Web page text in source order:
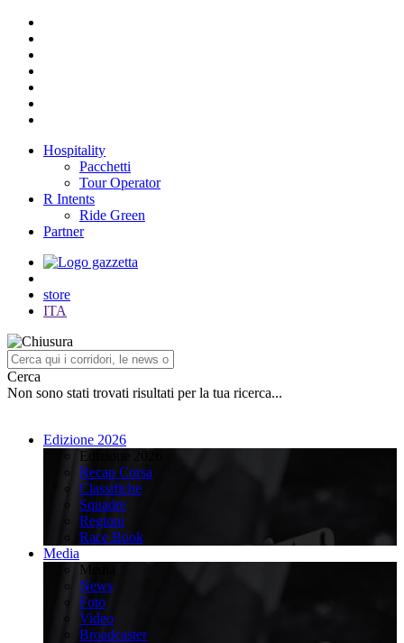
Hospitality
Pacchetti
Tour Operator
R Intents
Ride Green
Partner
store
ITA
Cerca
Non sono stati trovati risultati per la tua ricerca...
Edizione 2026
Edizione 2026
Recap Corsa
Classifiche
Squadre
Regioni
Race Book
Media
Media
News
Foto
Video
Broadcaster